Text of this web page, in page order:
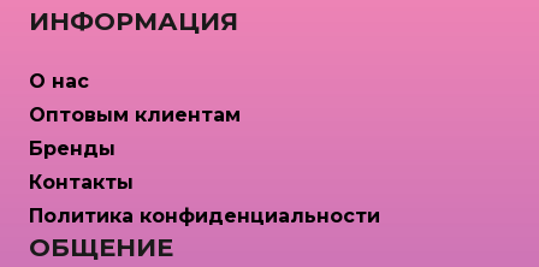
ОБЩЕНИЕ
ИНФОРМАЦИЯ
О нас
Оптовым клиентам
Бренды
Контакты
Политика конфиденциальности